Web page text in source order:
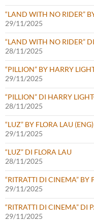
“LAND WITH NO RIDER”
29/11/2025
“LAND WITH NO RIDER”
28/11/2025
“PILLION” BY HARRY
29/11/2025
“PILLION” DI HARRY
28/11/2025
“LUZ” BY FLORA LAU (ENG)
29/11/2025
“LUZ” DI FLORA LAU
28/11/2025
“RITRATTI DI CINEMA” BY
29/11/2025
“RITRATTI DI CINEMA” DI
29/11/2025